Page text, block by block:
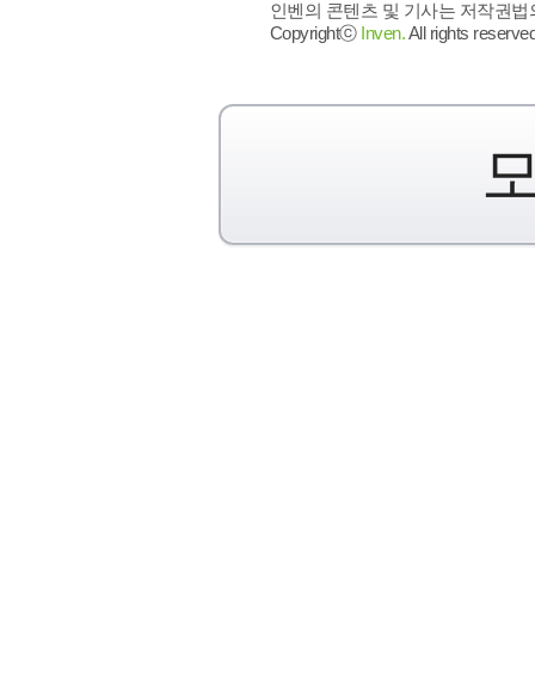
인벤의 콘텐츠 및 기사는 저작권
Copyrightⓒ Inven.All rights